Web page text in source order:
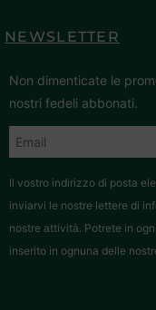
NEWSLETTER
Non dimenticate le
nostri fedeli abbonati.
Il vostro indirizzo di posta
inviarvi le nostre lettere di
nostre attività. Potrete in
inserito in ognuna delle